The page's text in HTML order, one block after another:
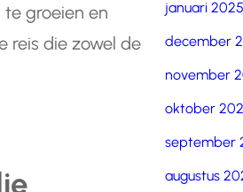
groeien en
reis die zowel de
januari 2025
december
november
oktober
september
augustus